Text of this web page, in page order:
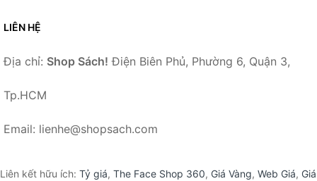
LIÊN HỆ
Địa chỉ: Shop Sách! Điện Biên Phủ, Phường 6, Quận 3,
Tp.HCM
Email: lienhe@shopsach.com
Liên kết hữu ích: Tỷ giá, The Face Shop 360, Giá Vàng, Web Giá, Giá